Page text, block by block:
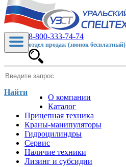
8-800-333-74-74
отдел продаж (звонок бесплатный)
Найти
О компании
Каталог
Прицепная техника
Краны-манипуляторы
Гидроцилиндры
Сервис
Наличие техники
Лизинг и субсидии